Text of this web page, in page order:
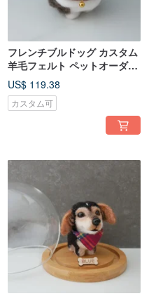
フレンチブルドッグ カスタム
羊毛フェルト ペットオーダー
フィギュア 豆々ドッグシリー
ズ
US$ 119.38
カスタム可